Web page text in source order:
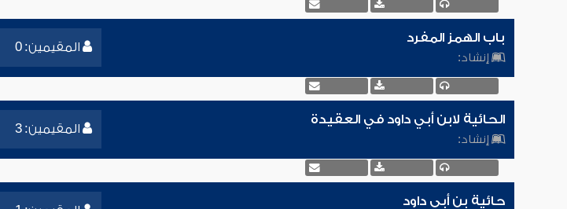
المقيمين: 0
باب الهمز المفرد
إنشاد:
المقيمين: 3
الحائية لابن أبي داود في العقيدة
إنشاد:
حائية بن أبي داود